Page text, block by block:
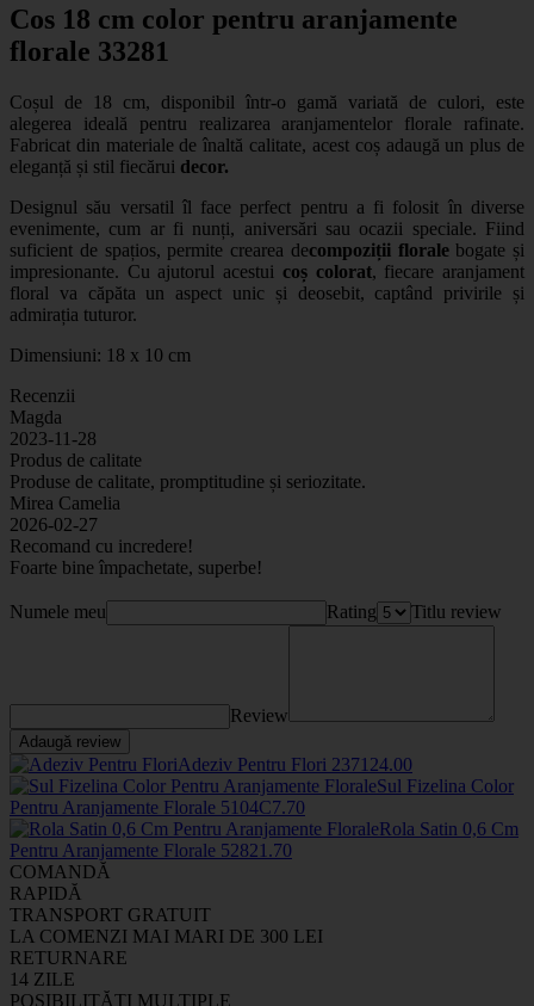
Cos 18 cm color pentru aranjamente
florale 33281
Coșul de 18 cm, disponibil într-o gamă variată de culori, este
alegerea ideală pentru realizarea aranjamentelor florale rafinate.
Fabricat din materiale de înaltă calitate, acest coș adaugă un plus de
eleganță și stil fiecărui decor.
Designul său versatil îl face perfect pentru a fi folosit în diverse
evenimente, cum ar fi nunți, aniversări sau ocazii speciale. Fiind
suficient de spațios, permite crearea decompoziții floralebogate și
impresionante. Cu ajutorul acestui coș colorat, fiecare aranjament
floral va căpăta un aspect unic și deosebit, captând privirile și
admirația tuturor.
Dimensiuni: 18 x 10 cm
Recenzii
Magda
2023-11-28
Produs de calitate
Produse de calitate, promptitudine și seriozitate.
Mirea Camelia
2026-02-27
Recomand cu incredere!
Foarte bine împachetate, superbe!
Numele meu Rating Titlu review
Review
Adaugă review
Adeziv Pentru Flori 2371 24.00
Sul Fizelina Color
Pentru Aranjamente Florale 5104C7.70
Rola Satin 0,6 Cm
Pentru Aranjamente Florale 52821 .70
COMANDĂ
RAPIDĂ
TRANSPORT GRATUIT
LA COMENZI MAI MARI DE 300 LEI
RETURNARE
14 ZILE
POSIBILITĂȚI MULTIPLE